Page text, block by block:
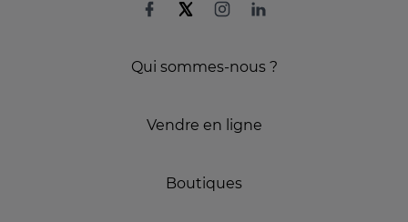
Qui sommes-nous ?
Vendre en ligne
Boutiques